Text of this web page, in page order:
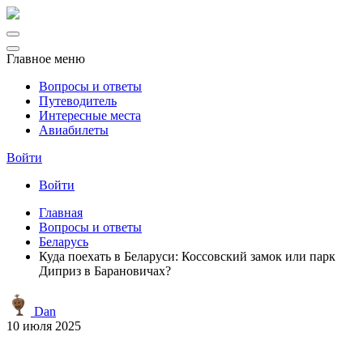
Главное меню
Вопросы и ответы
Путеводитель
Интересные места
Авиабилеты
Войти
Войти
Главная
Вопросы и ответы
Беларусь
Куда поехать в Беларуси: Коссовский замок или парк
Диприз в Барановичах?
Dan
10 июля 2025